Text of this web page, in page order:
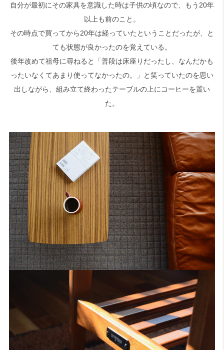
検索
自分が最初にその家具を意識した時は子供の頃なので、もう20年
以上も前のこと。
その時点で買ってから20年は経っていたということだったが、と
ても状態が良かったのを覚えている。
後年改めて祖母に尋ねると「普段は床座りだったし、なんだかも
ったいなくてあまり使ってなかったの。」と笑っていたのを思い
出しながら、組み立て終わったテーブルの上にコーヒーを置い
た。